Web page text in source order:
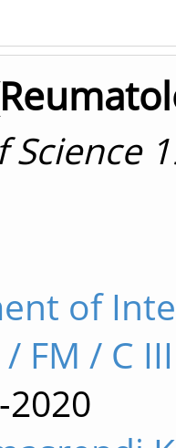
of
FM / C
-2020